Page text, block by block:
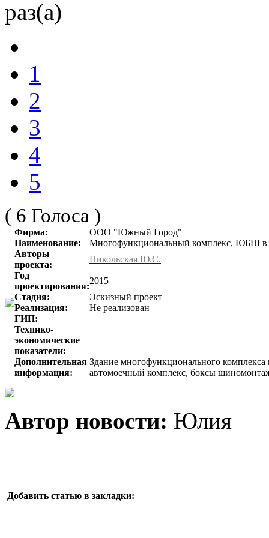
раз(а)
1
2
3
4
5
( 6 Голоса )
Фирма:
ООО "Южный Город"
Наименование:
Многофункциональный комплекс, ЮБШ в
Авторы
проекта:
Никольская Ю.С.
Год
проектирования:
2015
Стадия:
Эскизный проект
Реализация:
Не реализован
ГИП:
Технико-
экономические
показатели:
Дополнительная
информация:
Здание многофункционального
автомоечный комплекс, боксы
Автор новости: Юлия
Добавить статью в закладки: